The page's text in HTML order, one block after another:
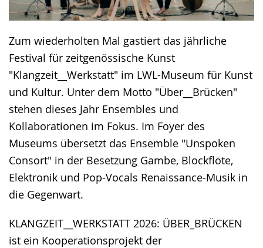
Zum wiederholten Mal gastiert das jährliche
Festival für zeitgenössische Kunst
"Klangzeit__Werkstatt" im LWL-Museum für Kunst
und Kultur. Unter dem Motto "Über__Brücken"
stehen dieses Jahr Ensembles und
Kollaborationen im Fokus. Im Foyer des
Museums übersetzt das Ensemble "Unspoken
Consort" in der Besetzung Gambe, Blockflöte,
Elektronik und Pop-Vocals Renaissance-Musik in
die Gegenwart.
KLANGZEIT__WERKSTATT 2026: ÜBER_BRÜCKEN
ist ein Kooperationsprojekt der